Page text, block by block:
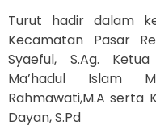
Turut hadir dalam
Kecamatan Pasar
Syaeful, S.Ag. Ketua
Ma’hadul Islam
Rahmawati,M.A serta
Dayan, S.Pd